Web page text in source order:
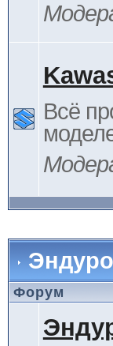
Всё
Форум